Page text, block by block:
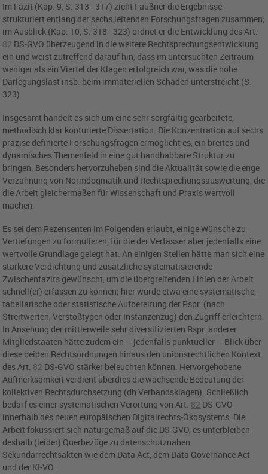
Im Fazit (Kap. 9, S. 313–317) zieht Faußner die Ergebnisse
strukturiert entlang der sechs leitenden Forschungsfragen zusammen;
im Ausblick (Kap. 10, S. 318–323) ordnet er die Entwicklung desArt.
82 DS-GVO überzeugend in die weitere Rechtsprechungsentwicklung
ein und weist zutreffend darauf hin, dass im untersuchten Zeitraum
weniger als ein Viertel der Klagen erfolgreich war, was die hohe
Darlegungslast insb. beim immateriellen Schaden unterstreicht (S.
323).
Insgesamt handelt es sich um eine sehr sorgfältig gearbeitete,
methodisch klar konturierte Dissertation. Die Konzentration auf sechs
präzise definierte Forschungsfragen ermöglicht es, ein breites und
dynamisches Themenfeld in eine gut handhabbare Struktur zu
bringen. Besonders hervorzuheben sind die Aktualität sowie die enge
Verzahnung von Normdogmatik und Rechtsprechungsauswertung, die
die Arbeit gleichermaßen für Wissenschaft und Praxis wertvoll
machen.
Es sei dem Rezensenten im Folgenden erlaubt, einige Wünsche zu
Vertiefungen zu formulieren, für die der Verfasser aber jedenfalls eine
wertvolle Grundlage gelegt hat: An einigen Stellen hätte man sich eine
stärkere Verdichtung und zusätzliche systematisierende
Zwischenfazits gewünscht, um die übergreifenden Linien der Arbeit
schnell(er) erfassen zu können; hier würde etwa eine systematische,
tabellarische oder statistische Aufbereitung der Rspr. (nach
Streitwerten, Verstoßtypen oder Instanzenzug) den Zugriff erleichtern.
In Ansehung der mittlerweile sehr diversifizierten Rspr. anderer
Mitgliedstaaten hätte zudem ein – jedenfalls punktueller – Blick über
diese beiden Rechtsordnungen hinaus den unionsrechtlichen Kontext
desArt. 82 DS-GVO stärker beleuchten können. Hervorgehobene
Aufmerksamkeit verdient überdies die wachsende Bedeutung der
kollektiven Rechtsdurchsetzung (dh Verbandsklagen). Schließlich
bedarf es einer systematischen Verortung vonArt. 82 DS-GVO
innerhalb des neuen europäischen Digitalrechts-Ökosystems. Die
Arbeit fokussiert sich naturgemäß auf die DS-GVO, es unterbleiben
deshalb (leider) Querbezüge zu datenschutznahen
Sekundärrechtsakten wie dem Data Act, dem Data Governance Act
und der KI-VO.